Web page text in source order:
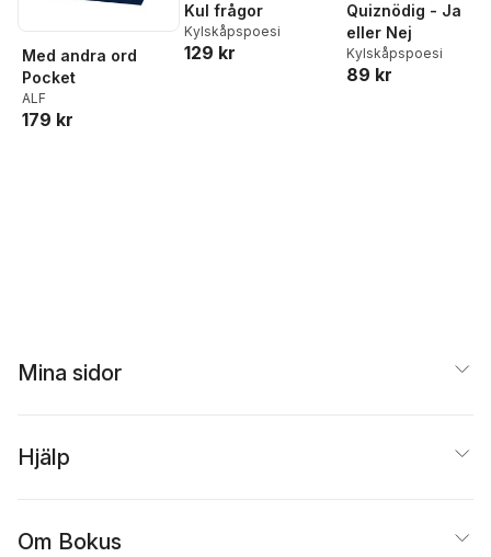
Med andra ord
Pocket
ALF
179 kr
Kul frågor
Kylskåpspoesi
129 kr
Quiznödig - Ja
eller Nej
Kylskåpspoesi
89 kr
Mina sidor
Hjälp
Om Bokus